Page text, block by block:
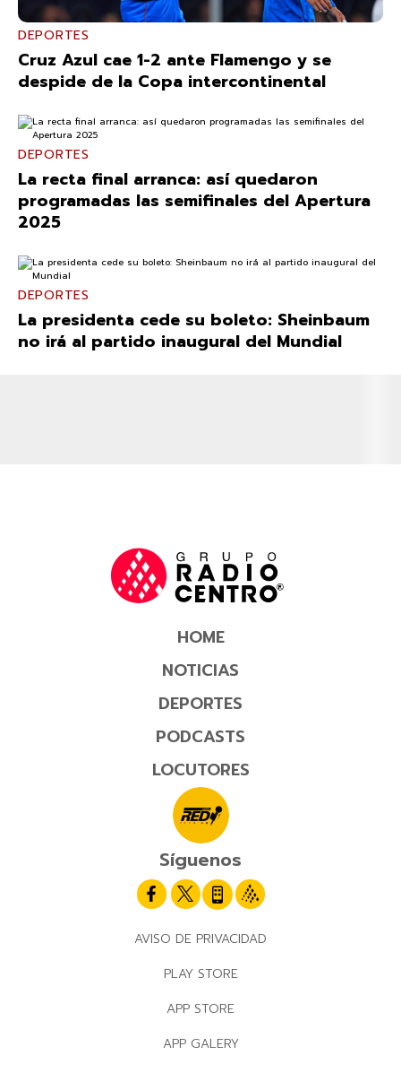
DEPORTES
Cruz Azul cae 1-2 ante Flamengo y se
despide de la Copa intercontinental
DEPORTES
La recta final arranca: así quedaron
programadas las semifinales del Apertura
2025
DEPORTES
La presidenta cede su boleto: Sheinbaum
no irá al partido inaugural del Mundial
HOME
NOTICIAS
DEPORTES
PODCASTS
LOCUTORES
Síguenos
AVISO DE PRIVACIDAD
PLAY STORE
APP STORE
APP GALERY